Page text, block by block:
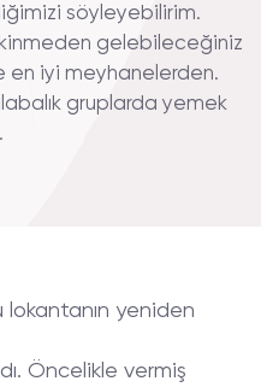
söyleyebilirim.
gelebileceğiniz
en iyi meyhanelerden.
gruplarda yemek
lokantanın yeniden
Öncelikle vermiş